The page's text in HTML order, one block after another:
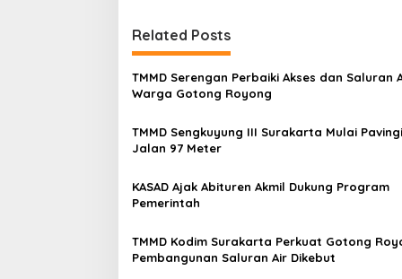
t
n
a
v
i
g
a
t
o
Related Posts
TMMD Serengan Perbaiki Akses dan Saluran
Warga Gotong Royong
TMMD Sengkuyung III Surakarta Mulai
Jalan 97 Meter
KASAD Ajak Abituren Akmil Dukung Program
Pemerintah
TMMD Kodim Surakarta Perkuat Gotong
Pembangunan Saluran Air Dikebut